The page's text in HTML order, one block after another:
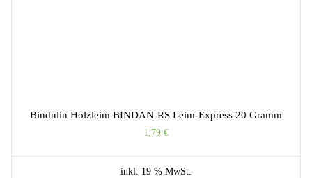
Bindulin Holzleim BINDAN-RS Leim-Express 20 Gramm
1,79 €
inkl. 19 % MwSt.